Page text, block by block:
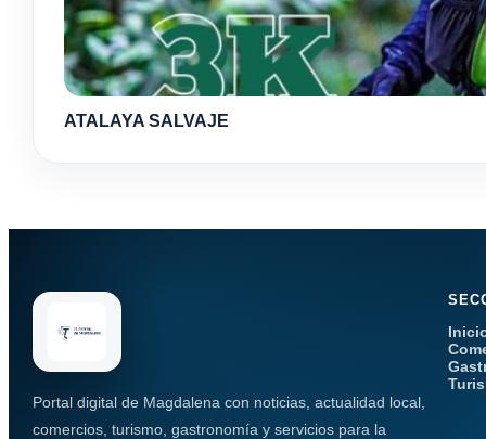
ATALAYA SALVAJE
Portal digital de Magdalena con noticias, actualidad local,
comercios, turismo, gastronomía y servicios para la